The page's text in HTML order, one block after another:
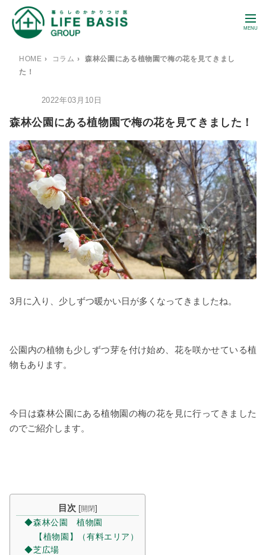
MENU
HOME › コラム ›
森林公園にある植物園で梅の花を見てきまし
た！
2022年03月10日
森林公園にある植物園で梅の花を見てきました！
3月に入り、少しずつ暖かい日が多くなってきましたね。
公園内の植物も少しずつ芽を付け始め、花を咲かせている植
物もあります。
今日は森林公園にある植物園の梅の花を見に行ってきました
のでご紹介します。
目次 [開閉]
◆森林公園 植物園
【植物園】（有料エリア）
◆芝広場